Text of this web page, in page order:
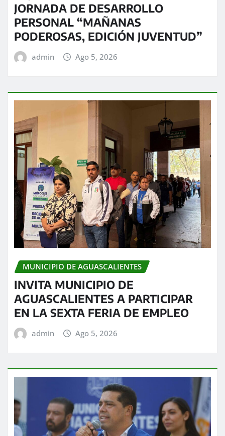
JORNADA DE DESARROLLO
PERSONAL “MAÑANAS
PODEROSAS, EDICIÓN JUVENTUD”
admin Ago 5, 2026
MUNICIPIO DE AGUASCALIENTES
INVITA MUNICIPIO DE
AGUASCALIENTES A PARTICIPAR
EN LA SEXTA FERIA DE EMPLEO
admin Ago 5, 2026